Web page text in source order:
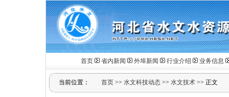
首页 省内新闻 外埠新闻 行业介绍 业务信息
当前位置： 首页 >> 水文科技动态 >> 水文技术 >> 正文